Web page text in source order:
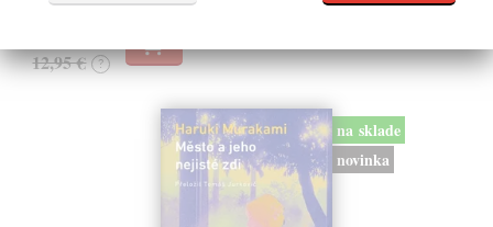
12,95 € ?
na sklade
novinka